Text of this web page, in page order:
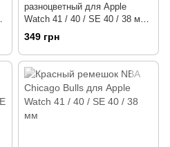
разноцветный для Apple
Watch 41 / 40 / SE 40 / 38 мм
+ резинка для волос
349 грн